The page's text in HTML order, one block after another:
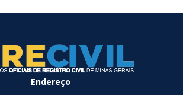
Endereço